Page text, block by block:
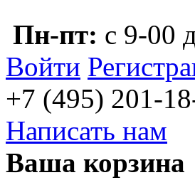
Пн-пт: с 9-00
Войти
+7 (495) 201-
Написать нам
Ваша корзина